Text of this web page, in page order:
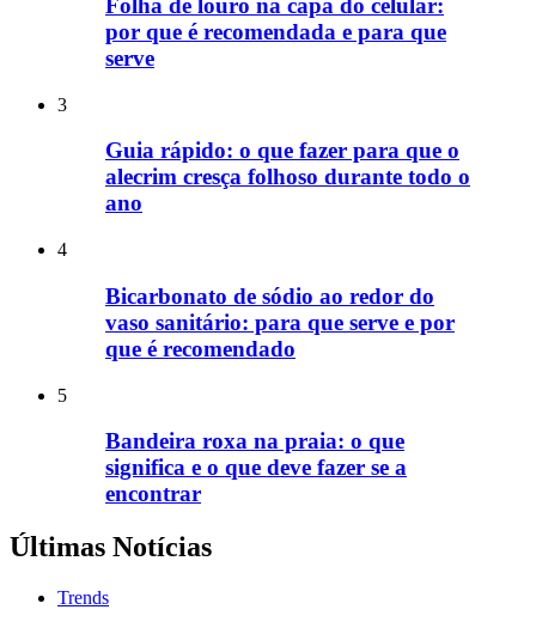
Folha de louro na capa do celular:
por que é recomendada e para que
serve
3
Guia rápido: o que fazer para que o
alecrim cresça folhoso durante todo o
ano
4
Bicarbonato de sódio ao redor do
vaso sanitário: para que serve e por
que é recomendado
5
Bandeira roxa na praia: o que
significa e o que deve fazer se a
encontrar
Últimas Notícias
Trends